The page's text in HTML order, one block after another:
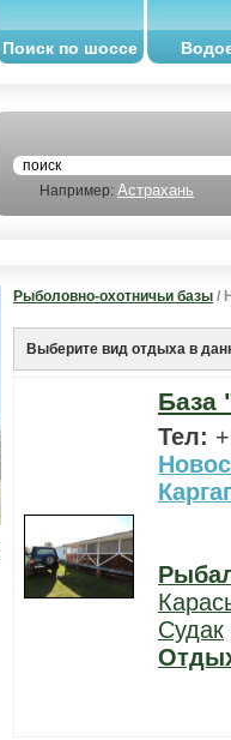
Поиск по шоссе
Например: Астрахань
Рыболовно-охотничьи базы /
Выберите вид отдыха в
База
Тел:
Судак